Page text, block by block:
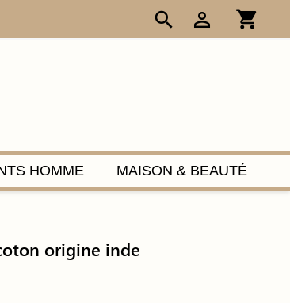
search person_outline shopping_cart
HOMME MAISON & BEAUTÉ
origine inde